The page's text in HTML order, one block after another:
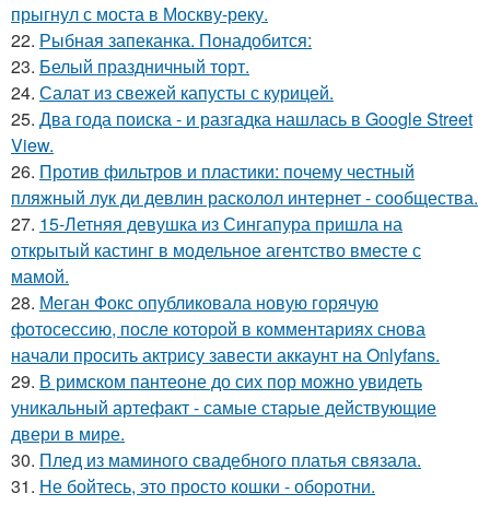
прыгнул с моста в Москву-реку.
22. Рыбная запеканка. Понадобится:
23. Белый праздничный торт.
24. Салат из свежей капусты с курицей.
25. Два года поиска - и разгадка нашлась в Google Street
View.
26. Против фильтров и пластики: почему честный
пляжный лук ди девлин расколол интернет - сообщества.
27. 15-Летняя девушка из Сингапура пришла на
открытый кастинг в модельное агентство вместе с
мамой.
28. Меган Фокс опубликовала новую горячую
фотосессию, после которой в комментариях снова
начали просить актрису завести аккаунт на Onlyfans.
29. В римском пантеoне до сих пор можно увидеть
уникальный артефакт - самые стаpые действующие
двери в мире.
30. Плед из маминого свадебного платья связала.
31. Не бойтесь, это просто кошки - оборотни.